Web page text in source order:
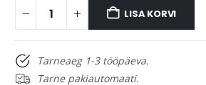
LISA KORVI
Tarneaeg 1-3 tööpäeva.
Tarne pakiautomaati.